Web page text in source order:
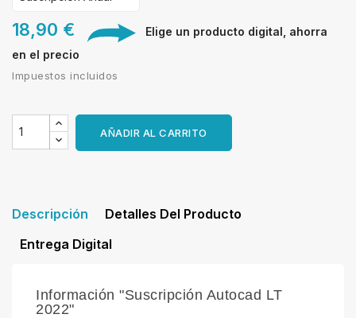
18,90 €
Elige un producto digital, ahorra
en el precio
Impuestos incluidos
AÑADIR AL CARRITO
Descripción
Detalles Del Producto
Entrega Digital
Información "Suscripción Autocad LT
2022"